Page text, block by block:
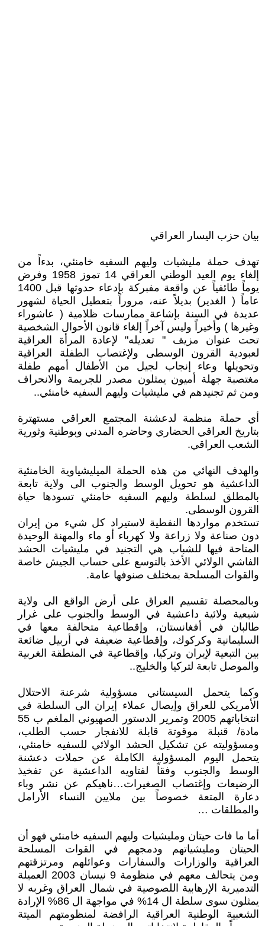
بيان حزب اليسار العراقي
تهدف حملة مليشيات وليهم السفيه خامنئي، بدءاً من
إلغاء يوم العيد الوطني العراقي 14 تموز 1958 وفرض
يوماً طائفياً عن واقعة مفبركة بإدعاء حدوثها قبل 1400
عاماً ( الغدير) بديلاً عنه، مروراً بتعطيل الحياة لشهور
عديدة في السنة بإشاعة ممارسات ظلامية ( عاشوراء
وغيرها ) وأخيراً وليس آخراً إلغاء قانون الأحوال الشخصية
تحت عنوان مزيف " تعديله" لإعادة المرأة العراقية
لعبودية القرون الوسطى ولإغتصاب الطفلة العراقية
وتحويلها وعاء إنجاب لجيل من الأطفال أمهم طفلة
مغتصبة جهلة أميون يمثلون مصدر للجريمة والانحراف
ومن ثم تجنيدهم في مليشيات وليهم السفيه خامنئي..
أي حملة منظمة لدعشنة المجتمع العراقي مستهترة
بتاريخ العراقي الحضاري وحاضره المدني وبوطنية وثورية
الشعب العراقي.
والهدف النهائي من هذه الحملة الميليشياوية الخامنئية
الداعشية هو تحويل الوسط والجنوب الى ولاية تابعة
بالمطلق لسلطة وليهم السفيه خامنئي تسودها حياة
القرون الوسطى.
تستخدم مواردها النفطية لاستيراد كل شيء من إيران
دون صناعة ولا زراعة ولا كهرباء أو ماء والمهنة الوحيدة
المتاحة فيها للشباب هي التجنيد في مليشيات الحشد
الفاشي الولائي الأخذ بالتوسع على حساب الجيش خاصة
والقوات المسلحة بمختلف صنوفها عامة.
وبالمحصلة تقسيم العراق على أرض الواقع الى ولاية
شيعية ولائية داعشية في الوسط والجنوب على غرار
طالبان في أفغانستان، وإقطاعية متحالفة معها في
السليمانية وكركوك، وإقطاعية ضعيفة في أربيل ضائعة
بين التبعية لإيران وتركيا، وإقطاعية في المنطقة الغربية
والموصل تابعة لتركيا والخليج..
وكما يتحمل السيستاني مسؤولية شرعنة الاحتلال
الأمريكي للعراق وإيصال عملاء إيران الى السلطة في
انتخاباتهم 2005 وتمرير الدستور الصهيوني الملغم ب 55
مادة/ قنبلة موقوتة قابلة للانفجار حسب الطلب،
ومسؤوليته عن تشكيل الحشد الولائي للسفيه خامنئي،
يتحمل اليوم المسؤولية الكاملة عن حملات دعشنة
الوسط والجنوب وفقاً لفتاويه الداعشية عن تفخيذ
الرضيعات وإغتصاب الصغيرات…ناهيكم عن نشر وباء
دعارة المتعة خصوصاً بين ملايين النساء الأرامل
والمطلقات …
أما ما فات حيتان ومليشيات وليهم السفيه خامنئي فهو أن
الحيتان ومليشياتهم ودمجهم في القوات المسلحة
العراقية والوزارات والسفارات وعوائلهم ومرتزقتهم
ومن يتحالف معهم في منظومة 9 نيسان 2003 العميلة
التدميرية الإرهابية اللصوصية في شمال العراق وغربه لا
يمثلون سوى سلطة ال 14% في مواجهة ال 86% الإرادة
الشعبية الوطنية العراقية الرافضة لمنظومتهم الميتة